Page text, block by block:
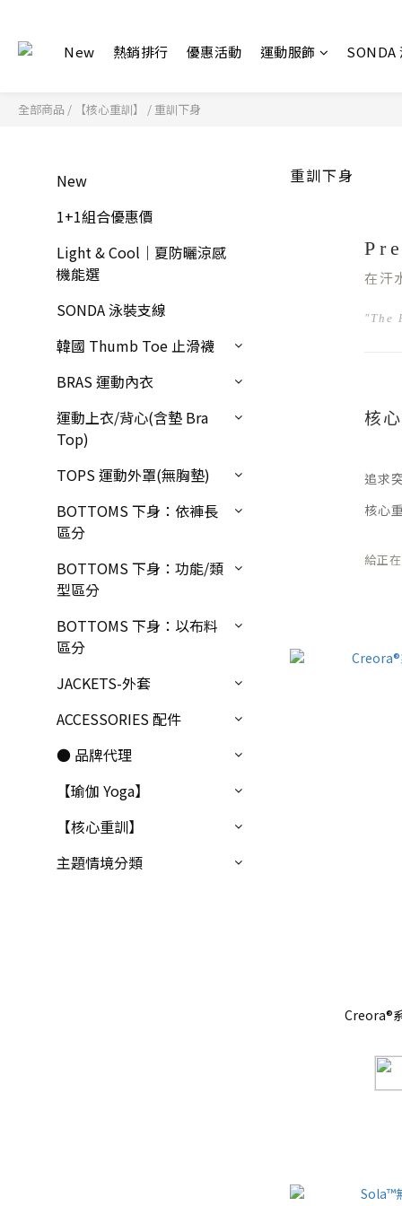
New 熱銷排行 優惠活動 運動服飾 SONDA
全部商品 / 【核心重訓】 / 重訓下身
New
1+1組合優惠價
Light & Cool｜夏防曬涼感
機能選
SONDA 泳裝支線
韓國 Thumb Toe 止滑襪
BRAS 運動內衣
運動上衣/背心(含墊 Bra
Top)
TOPS 運動外罩(無胸墊)
BOTTOMS 下身：依褲長
區分
BOTTOMS 下身：功能/類
型區分
BOTTOMS 下身：以布料
區分
JACKETS-外套
ACCESSORIES 配件
● 品牌代理
【瑜伽 Yoga】
【核心重訓】
主題情境分類
重訓下身
在汗
"The
核
追求
核心
給正
Creora®